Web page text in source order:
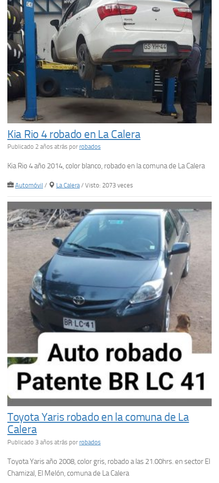
Kia Rio 4 robado en La Calera
Publicado 2 años atrás por robados
Kia Rio 4 año 2014, color blanco, robado en la comuna de La Calera
Automóvil / La Calera/ Visto: 2073 veces
Toyota Yaris robado en la comuna de La
Calera
Publicado 3 años atrás por robados
Toyota Yaris año 2008, color gris, robado a las 21.00hrs. en sector El
Chamizal, El Melón, comuna de La Calera